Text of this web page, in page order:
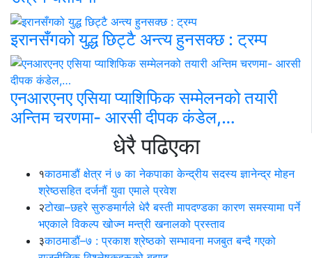
इरानसँगको युद्ध छिट्टै अन्त्य हुनसक्छ : ट्रम्प
एनआरएनए एसिया प्याशिफिक सम्मेलनको तयारी
अन्तिम चरणमा- आरसी दीपक कंडेल,…
धेरै पढिएका
१काठमाडौं क्षेत्र नं ७ का नेकपाका केन्द्रीय सदस्य ज्ञानेन्द्र मोहन
श्रेष्ठसहित दर्जनौं युवा एमाले प्रवेश
२टोखा–छहरे सुरुङमार्गले धेरै बस्ती मापदण्डका कारण समस्यामा पर्ने
भएकाले विकल्प खोज्न मन्त्री खनालको प्रस्ताव
३काठमाडौं–७ : प्रकाश श्रेष्ठको सम्भावना मजबुत बन्दै गएको